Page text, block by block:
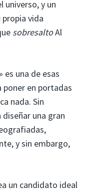
y un
vida
sobresaltoAl
es una de esas
poner en portadas
nada. Sin
una gran
y sin embargo,
un candidato ideal